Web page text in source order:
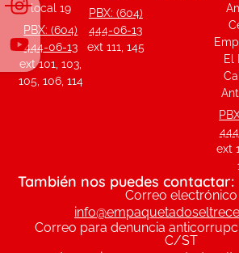
local 19
PBX: (604)
444-06-13
ext 101, 103,
105, 106, 114
PBX: (604)
444-06-13
ext 111, 145
El
ext
También nos puedes contactar:
Correo electrónico
Correo para denuncia
C/ST